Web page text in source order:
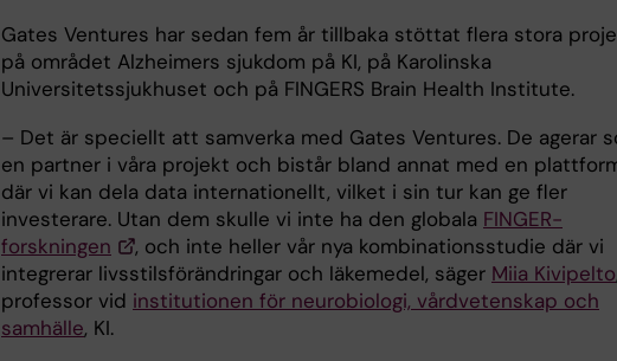
Gates Ventures har sedan fem år tillbaka stöttat flera stora
på området Alzheimers sjukdom på KI, på Karolinska
Universitetssjukhuset och på FINGERS Brain Health Institute.
– Det är speciellt att samverka med Gates Ventures. De agerar
en partner i våra projekt och bistår bland annat med en
där vi kan dela data internationellt, vilket i sin tur kan ge fler
investerare. Utan dem skulle vi inte ha den globala FINGER-
forskningen
, och inte heller vår nya kombinationsstudie där vi
integrerar livsstilsförändringar och läkemedel, säger Miia Kivipelto
professor vid institutionen för neurobiologi, vårdvetenskap och
samhälle, KI.